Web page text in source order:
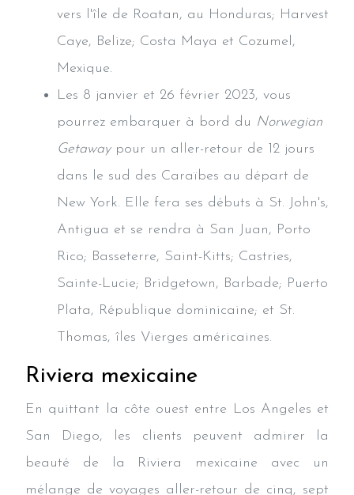
vers l'île de Roatan, au Honduras; Harvest
Caye, Belize; Costa Maya et Cozumel,
Mexique.
Les 8 janvier et 26 février 2023, vous
pourrez embarquer à bord du Norwegian
Getawaypour un aller-retour de 12 jours
dans le sud des Caraïbes au départ de
New York. Elle fera ses débuts à St. John's,
Antigua et se rendra à San Juan, Porto
Rico; Basseterre, Saint-Kitts; Castries,
Sainte-Lucie; Bridgetown, Barbade; Puerto
Plata, République dominicaine; et St.
Thomas, îles Vierges américaines.
Riviera mexicaine
En quittant la côte ouest entre Los Angeles et
San Diego, les clients peuvent admirer la
beauté de la Riviera mexicaine avec un
mélange de voyages aller-retour de cinq, sept